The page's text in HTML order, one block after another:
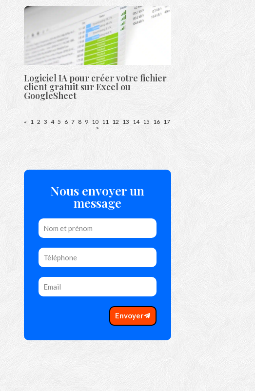
Logiciel IA pour créer votre fichier
client gratuit sur Excel ou
GoogleSheet
« 1 2 3 4 5 6 7 8 9 10 11 12 13 14 15 16 17
»
Nous envoyer un
message
Envoyer